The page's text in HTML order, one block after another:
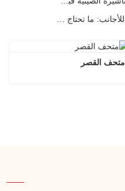
متحف القصر